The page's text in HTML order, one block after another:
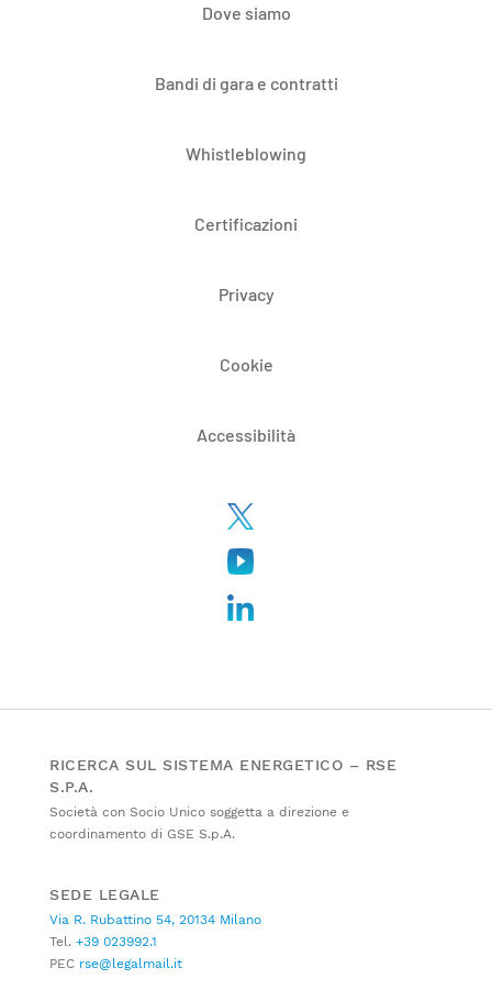
Dove siamo
Bandi di gara e contratti
Whistleblowing
Certificazioni
Privacy
Cookie
Accessibilità
RICERCA SUL SISTEMA ENERGETICO – RSE
S.P.A.
Società con Socio Unico soggetta a direzione e
coordinamento di GSE S.p.A.
SEDE LEGALE
Via R. Rubattino 54, 20134 Milano
Tel. +39 023992.1
PEC rse@legalmail.it